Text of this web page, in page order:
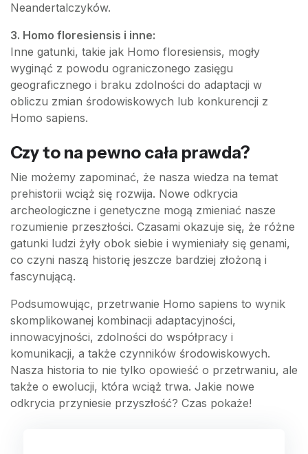
Neandertalczyków.
3. Homo floresiensis i inne:
Inne gatunki, takie jak Homo floresiensis, mogły
wyginąć z powodu ograniczonego zasięgu
geograficznego i braku zdolności do adaptacji w
obliczu zmian środowiskowych lub konkurencji z
Homo sapiens.
Czy to na pewno cała prawda?
Nie możemy zapominać, że nasza wiedza na temat
prehistorii wciąż się rozwija. Nowe odkrycia
archeologiczne i genetyczne mogą zmieniać nasze
rozumienie przeszłości. Czasami okazuje się, że różne
gatunki ludzi żyły obok siebie i wymieniały się genami,
co czyni naszą historię jeszcze bardziej złożoną i
fascynującą.
Podsumowując, przetrwanie Homo sapiens to wynik
skomplikowanej kombinacji adaptacyjności,
innowacyjności, zdolności do współpracy i
komunikacji, a także czynników środowiskowych.
Nasza historia to nie tylko opowieść o przetrwaniu, ale
także o ewolucji, która wciąż trwa. Jakie nowe
odkrycia przyniesie przyszłość? Czas pokaże!